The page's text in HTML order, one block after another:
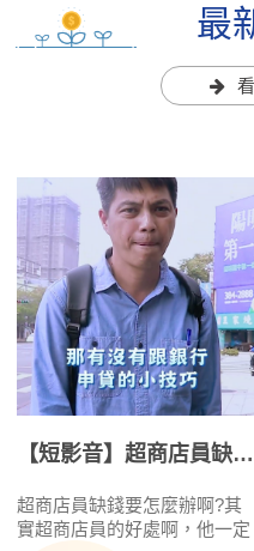
最
【短影音】超商店員缺錢怎麼辦？其實想貸款很簡單~
超商店員缺錢要怎麼辦啊?其
實超商店員的好處啊，他一定